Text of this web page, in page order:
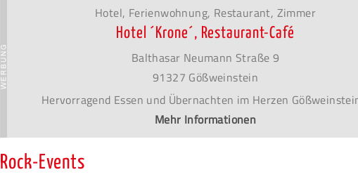
Hotel, Ferienwohnung, Restaurant, Zimmer
Hotel ´Krone´, Restaurant-Café
Balthasar Neumann Straße 9
91327 Gößweinstein
Hervorragend Essen und Übernachten im Herzen
Mehr Informationen
Rock-Events